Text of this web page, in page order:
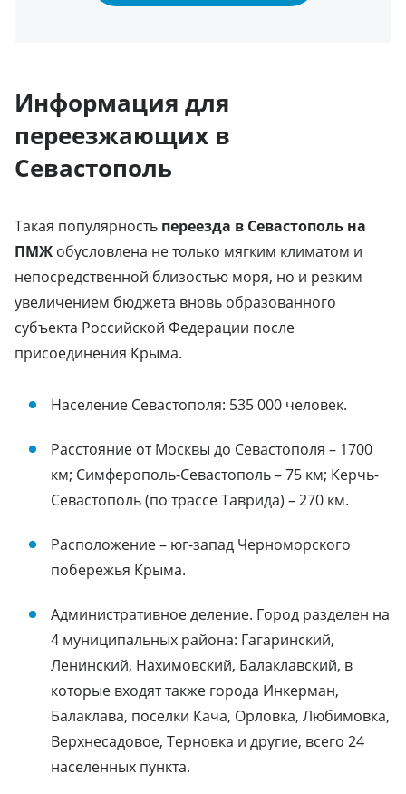
Информация для
переезжающих в
Севастополь
Такая популярность переезда в Севастополь на
ПМЖ обусловлена не только мягким климатом и
непосредственной близостью моря, но и резким
увеличением бюджета вновь образованного
субъекта Российской Федерации после
присоединения Крыма.
Население Севастополя: 535 000 человек.
Расстояние от Москвы до Севастополя – 1700
км; Симферополь-Севастополь – 75 км; Керчь-
Севастополь (по трассе Таврида) – 270 км.
Расположение – юг-запад Черноморского
побережья Крыма.
Административное деление. Город разделен на
4 муниципальных района: Гагаринский,
Ленинский, Нахимовский, Балаклавский, в
которые входят также города Инкерман,
Балаклава, поселки Кача, Орловка, Любимовка,
Верхнесадовое, Терновка и другие, всего 24
населенных пункта.